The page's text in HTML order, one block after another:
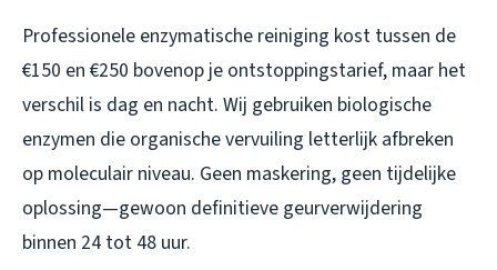
Professionele enzymatische reiniging kost tussen de
€150 en €250 bovenop je ontstoppingstarief, maar het
verschil is dag en nacht. Wij gebruiken biologische
enzymen die organische vervuiling letterlijk afbreken
op moleculair niveau. Geen maskering, geen tijdelijke
oplossing—gewoon definitieve geurverwijdering
binnen 24 tot 48 uur.